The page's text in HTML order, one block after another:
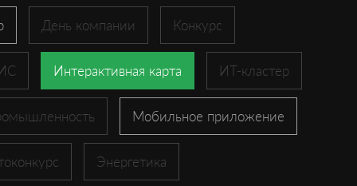
День компании Конкурс
Интерактивная карта ИТ-кластер
Мобильное приложение
Энергетика